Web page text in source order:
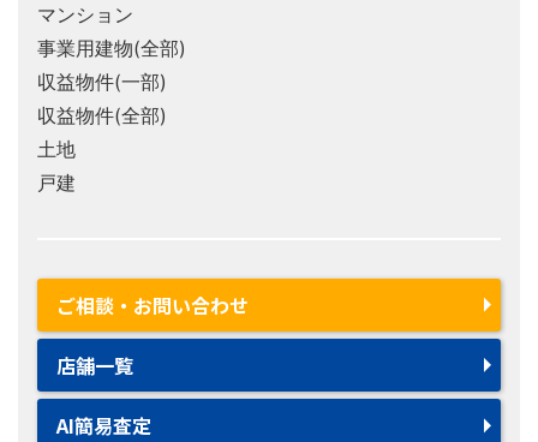
マンション
事業用建物(全部)
収益物件(一部)
収益物件(全部)
土地
戸建
ご相談・お問い合わせ
店舗一覧
AI簡易査定